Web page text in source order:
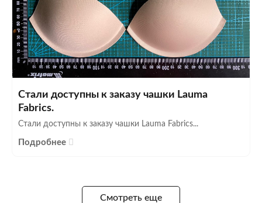
Стали доступны к заказу чашки Lauma
Fabrics.
Стали доступны к заказу чашки Lauma Fabrics...
Подробнее
Смотреть еще